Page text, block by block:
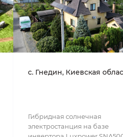
с. Гнедин, Киевская
Гибридная солнечная
электростанция на базе